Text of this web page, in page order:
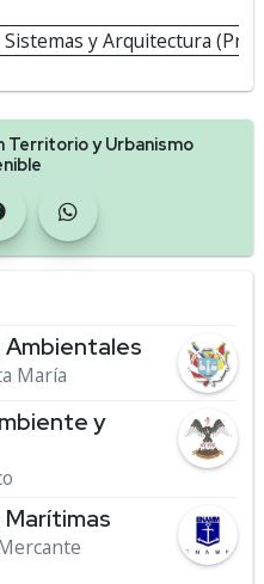
y Arquitectura
y Urbanismo
María
y